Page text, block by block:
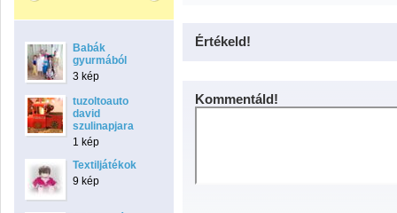
Babák
gyurmából
3 kép
tuzoltoauto
david
szulinapjara
1 kép
Textiljátékok
9 kép
Értékeld!
Kommentáld!